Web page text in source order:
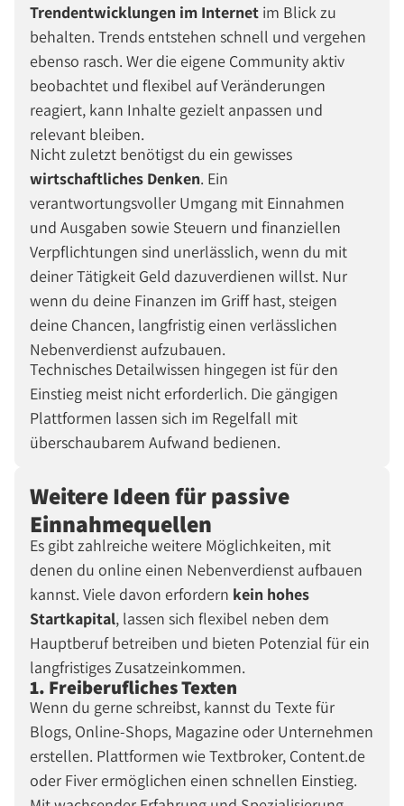
Trendentwicklungen im Internet im Blick zu
behalten. Trends entstehen schnell und vergehen
ebenso rasch. Wer die eigene Community aktiv
beobachtet und flexibel auf Veränderungen
reagiert, kann Inhalte gezielt anpassen und
relevant bleiben.
Nicht zuletzt benötigst du ein gewisses
wirtschaftliches Denken. Ein
verantwortungsvoller Umgang mit Einnahmen
und Ausgaben sowie Steuern und finanziellen
Verpflichtungen sind unerlässlich, wenn du mit
deiner Tätigkeit Geld dazuverdienen willst. Nur
wenn du deine Finanzen im Griff hast, steigen
deine Chancen, langfristig einen verlässlichen
Nebenverdienst aufzubauen.
Technisches Detailwissen hingegen ist für den
Einstieg meist nicht erforderlich. Die gängigen
Plattformen lassen sich im Regelfall mit
überschaubarem Aufwand bedienen.
Weitere Ideen für passive
Einnahmequellen
Es gibt zahlreiche weitere Möglichkeiten, mit
denen du online einen Nebenverdienst aufbauen
kannst. Viele davon erfordern kein hohes
Startkapital, lassen sich flexibel neben dem
Hauptberuf betreiben und bieten Potenzial für ein
langfristiges Zusatzeinkommen.
1. Freiberufliches Texten
Wenn du gerne schreibst, kannst du Texte für
Blogs, Online-Shops, Magazine oder Unternehmen
erstellen. Plattformen wie Textbroker, Content.de
oder Fiver ermöglichen einen schnellen Einstieg.